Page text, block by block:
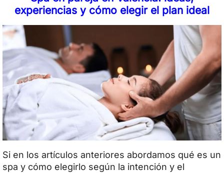
experiencias y cómo elegir el plan ideal
Si en los artículos anteriores abordamos qué es un
spa y cómo elegirlo según la intención y el